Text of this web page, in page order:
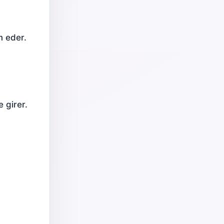
eder.
girer.